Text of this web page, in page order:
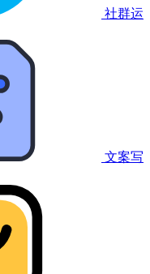
社群运
文案写